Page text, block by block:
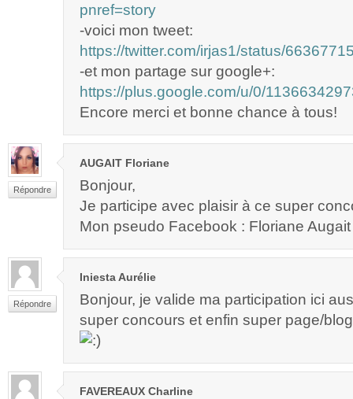
pnref=story
-voici mon tweet:
https://twitter.com/irjas1/status/
-et mon partage sur google+:
https://plus.google.com/u/0/
Encore merci et bonne chance à tous!
Répondre
AUGAIT Floriane
Bonjour,
Je participe avec plaisir à ce super
Mon pseudo Facebook : Floriane Augait
Répondre
Iniesta Aurélie
Bonjour, je valide ma participation ici
super concours et enfin super page/
FAVEREAUX Charline